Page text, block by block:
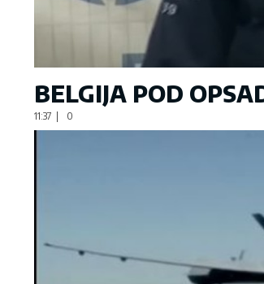
BELGIJA POD
11:37 0